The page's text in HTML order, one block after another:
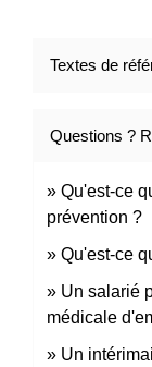
Textes de
Questions ?
Qu'est-ce
prévention ?
Qu'est-ce
Un salarié
médicale
Un